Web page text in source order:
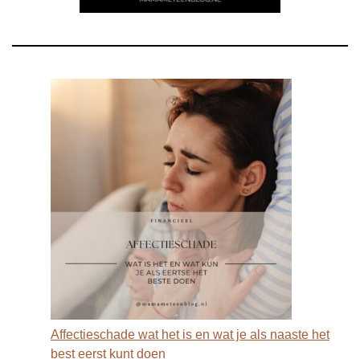
Affectieschade wat het is en wat je als naaste het
best eerst kunt doen